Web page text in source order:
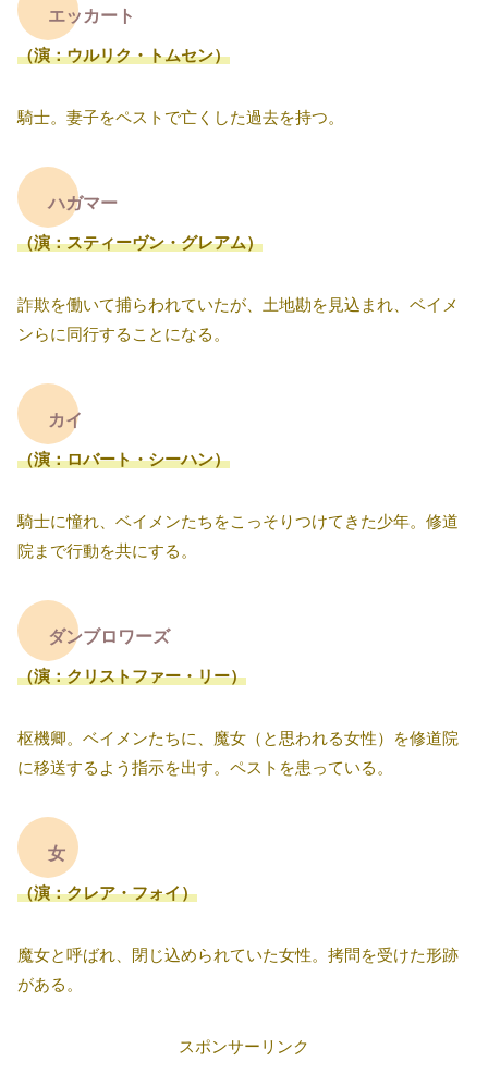
エッカート
（演：ウルリク・トムセン）
騎士。妻子をペストで亡くした過去を持つ。
ハガマー
（演：スティーヴン・グレアム）
詐欺を働いて捕らわれていたが、土地勘を見込まれ、ベイメ
ンらに同行することになる。
カイ
（演：ロバート・シーハン）
騎士に憧れ、ベイメンたちをこっそりつけてきた少年。修道
院まで行動を共にする。
ダンブロワーズ
（演：クリストファー・リー）
枢機卿。ベイメンたちに、魔女（と思われる女性）を修道院
に移送するよう指示を出す。ペストを患っている。
女
（演：クレア・フォイ）
魔女と呼ばれ、閉じ込められていた女性。拷問を受けた形跡
がある。
スポンサーリンク